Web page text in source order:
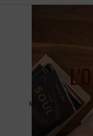
MA COME